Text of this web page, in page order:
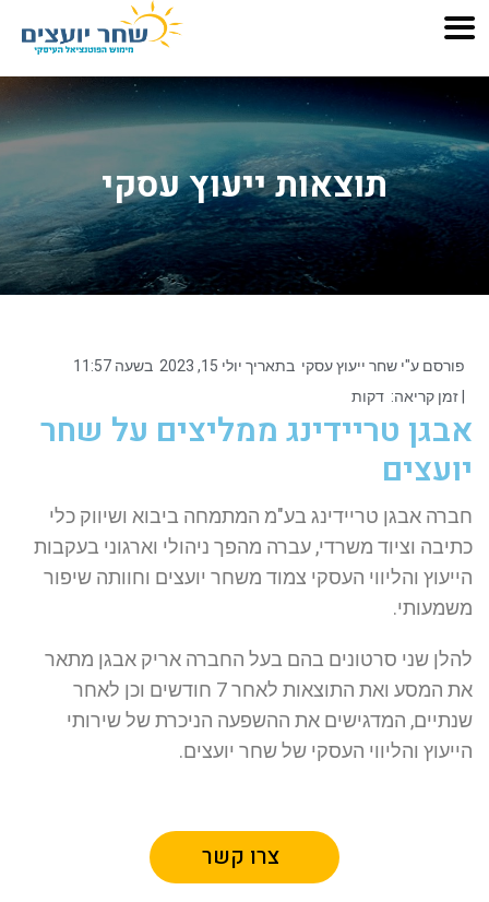
תוצאות ייעוץ עסקי
פורסם ע"י שחר ייעוץ עסקי בתאריך יולי 15, 2023 בשעה
| זמן קריאה: דקות
אבגן טריידינג ממליצים על שחר
יועצים
חברה אבגן טריידינג בע"מ המתמחה ביבוא ושיווק כלי
כתיבה וציוד משרדי, עברה מהפך ניהולי וארגוני בעקבות
הייעוץ והליווי העסקי צמוד משחר יועצים וחוותה שיפור
משמעותי.
להלן שני סרטונים בהם בעל החברה אריק אבגן מתאר
את המסע ואת התוצאות לאחר 7 חודשים וכן לאחר
שנתיים, המדגישים את ההשפעה הניכרת של שירותי
הייעוץ והליווי העסקי של שחר יועצים.
צרו קשר